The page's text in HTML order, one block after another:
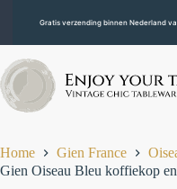
Gratis verzending binnen Nederland
Home Gien France
Gien Oiseau Bleu koffiekop